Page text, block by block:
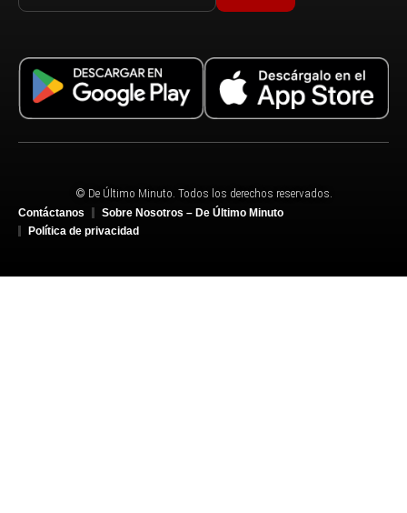
© De Último Minuto. Todos los derechos reservados.
Contáctanos
Sobre Nosotros – De Último Minuto
Política de privacidad